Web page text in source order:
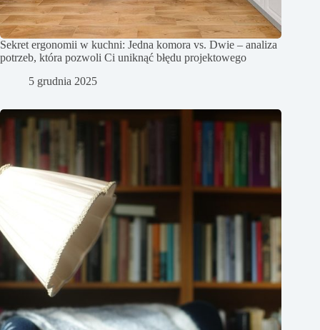
Sekret ergonomii w kuchni: Jedna komora vs. Dwie – analiza
potrzeb, która pozwoli Ci uniknąć błędu projektowego
5 grudnia 2025